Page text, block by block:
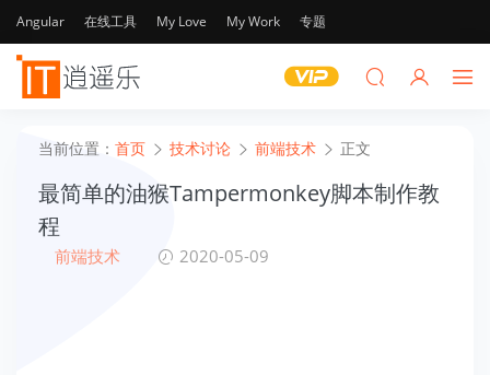
Angular 在线工具 My Love My Work 专题
当前位置： 首页 技术讨论 前端技术 正文
最简单的油猴Tampermonkey脚本制作教
程
前端技术 2020-05-09